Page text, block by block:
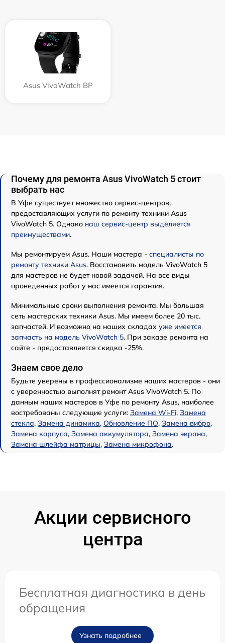
Asus VivoWatch BP
Почему для ремонта Asus VivoWatch 5 стоит
выбрать нас
В Уфе существует множество сервис-центров,
предоставляющих услуги по ремонту техники Asus
VivoWatch 5. Однако наш сервис-центр выделяется
преимуществами.
Мы ремонтируем Asus. Наши мастера - специалисты по
ремонту техники Asus. Восстановить модель VivoWatch 5
для мастеров не будет новой задачей. На все виды
проведенных работ у нас имеется гарантия.
Минимальные сроки выполнения ремонта. Мы большая
сеть мастерских техники Asus. Мы имеем более 20 тыс.
запчастей. И возможно на наших складах уже имеется
запчасть на модель VivoWatch 5. При заказе ремонта на
сайте - предоставляется скидка -25%.
Знаем свое дело
Будьте уверены в профессионализме наших мастеров - они
с уверенностью выполнят ремонт Asus VivoWatch 5. По
данным наших мастеров в Уфе по ремонту Asus, наиболее
востребованы следующие услуги: Замена Wi-Fi, Замена
стекла, Замена динамика, Обновление ПО, Замена вибро,
Замена корпуса, Замена аккумулятора, Замена экрана,
Замена шлейфа матрицы, Замена микрофона.
Акции сервисного
центра
Бесплатная диагностика в день
обращения
Узнать подробнее